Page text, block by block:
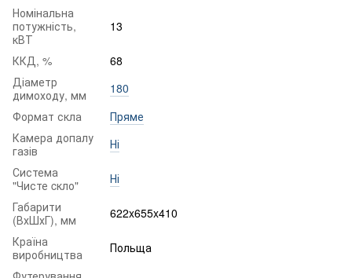
Номінальна
потужність,
кВТ
13
ККД, %
68
Діаметр
димоходу, мм
180
Формат скла
Пряме
Камера допалу
газів
Ні
Система
"Чисте cкло"
Ні
Габарити
(ВхШхГ), мм
622x655x410
Країна
виробництва
Польща